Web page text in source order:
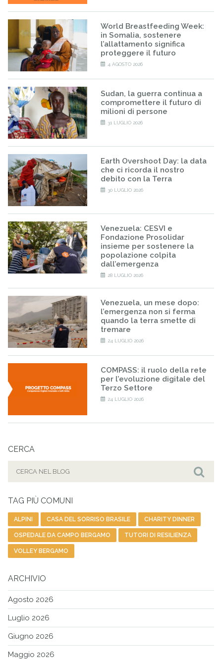
World Breastfeeding Week:
in Somalia, sostenere
l’allattamento significa
proteggere il futuro
4 AGOSTO 2026
Sudan, la guerra continua a
compromettere il futuro di
milioni di persone
31 LUGLIO 2026
Earth Overshoot Day: la data
che ci ricorda il nostro
debito con la Terra
30 LUGLIO 2026
Venezuela: CESVI e
Fondazione Prosolidar
insieme per sostenere la
popolazione colpita
dall’emergenza
28 LUGLIO 2026
Venezuela, un mese dopo:
l’emergenza non si ferma
quando la terra smette di
tremare
24 LUGLIO 2026
COMPASS: il ruolo della rete
per l’evoluzione digitale del
Terzo Settore
24 LUGLIO 2026
CERCA
TAG PIÙ COMUNI
ALPINI CASA DEL SORRISO BRASILE CHARITY DINNER
OSPEDALE DA CAMPO BERGAMO TUTORI DI RESILIENZA
VOLLEY BERGAMO
ARCHIVIO
Agosto 2026
Luglio 2026
Giugno 2026
Maggio 2026